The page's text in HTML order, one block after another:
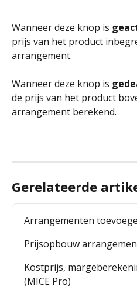
Wanneer deze knop is
prijs van het product
arrangement.
Wanneer deze knop is
de prijs van het product
arrangement berekend.
Gerelateerde
Arrangementen
Prijsopbouw
Kostprijs,
(MICE Pro)